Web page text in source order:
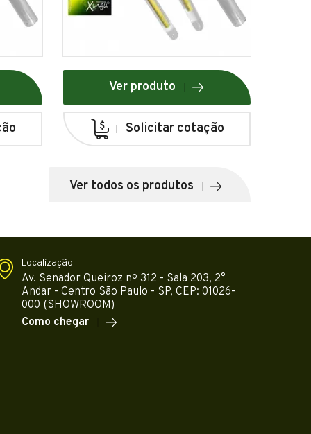
Ver produto
Solicitar cotação
Ver todos os produtos
Localização
Av. Senador Queiroz nº 312 - Sala 203, 2°
Andar - Centro São Paulo - SP, CEP: 01026-
000 (SHOWROOM)
Como chegar